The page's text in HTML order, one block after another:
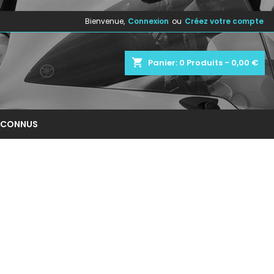
Bienvenue, Connexion ou Créez votre compte
shopping_cart Panier: 0 Produits - 0,00 €